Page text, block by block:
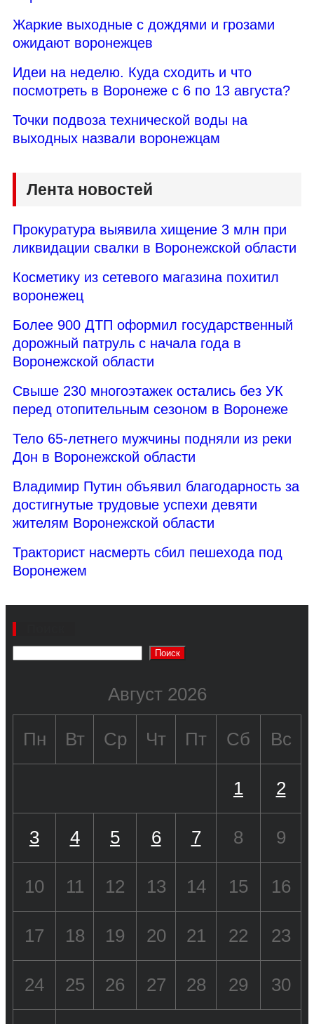
Жаркие выходные с дождями и грозами
ожидают воронежцев
Идеи на неделю. Куда сходить и что
посмотреть в Воронеже с 6 по 13 августа?
Точки подвоза технической воды на
выходных назвали воронежцам
Лента новостей
Прокуратура выявила хищение 3 млн при
ликвидации свалки в Воронежской области
Косметику из сетевого магазина похитил
воронежец
Более 900 ДТП оформил государственный
дорожный патруль с начала года в
Воронежской области
Свыше 230 многоэтажек остались без УК
перед отопительным сезоном в Воронеже
Тело 65-летнего мужчины подняли из реки
Дон в Воронежской области
Владимир Путин объявил благодарность за
достигнутые трудовые успехи девяти
жителям Воронежской области
Тракторист насмерть сбил пешехода под
Воронежем
Поиск
Август 2026
Пн Вт Ср Чт Пт Сб Вс
1 2
3 4 5 6 7 8 9
10 11 12 13 14 15 16
17 18 19 20 21 22 23
24 25 26 27 28 29 30